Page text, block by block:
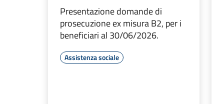
Presentazione domande di
prosecuzione ex misura B2, per i
beneficiari al 30/06/2026.
Assistenza sociale